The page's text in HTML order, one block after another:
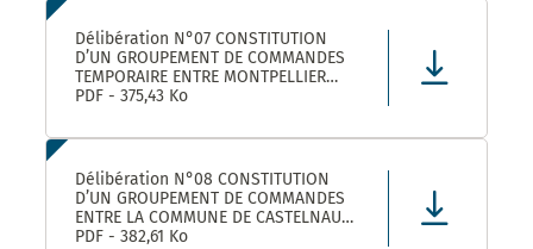
ADMINISTRATIVES DE BUREAU –
ADHÉSION AU GROUPEMENT DE CO
Délibération N°07 CONSTITUTION
D’UN GROUPEMENT DE COMMANDES
TEMPORAIRE ENTRE MONTPELLIER
MEDITERRANEE METROPOLE, LA VILLE
AUTRES ACHETEURS PUBLICS POUR LA
MATERIELS D’ENTRETIEN DES LOCAUX
– ADHÉS
PDF - 375,43 Ko
Délibération N°08 CONSTITUTION
D’UN GROUPEMENT DE COMMANDES
ENTRE LA COMMUNE DE CASTELNAU-
LE-LEZ, LE CENTRE COMMUNAL
PDF - 382,61 Ko